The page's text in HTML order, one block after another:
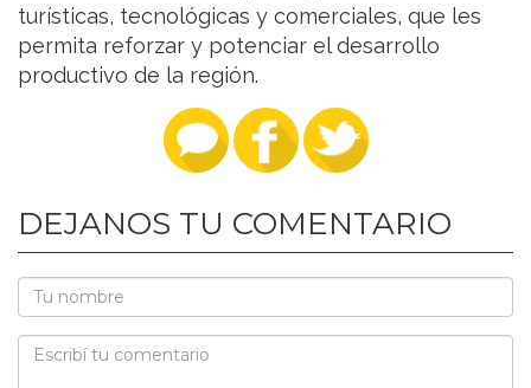
turísticas, tecnológicas y comerciales, que les
permita reforzar y potenciar el desarrollo
productivo de la región.
DEJANOS TU COMENTARIO